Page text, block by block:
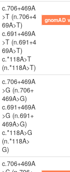
c.706+469A
>T (n.706+4
69A>T)
c.691+469A
>T (n.691+4
69A>T)
c.*118A>T
(n.*118A>T)
gnomAD
c.706+469A
>G (n.706+
469A>G)
c.691+469A
>G (n.691+
469A>G)
c.*118A>G
(n.*118A>
G)
c.706+469A